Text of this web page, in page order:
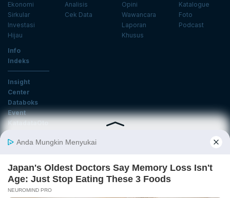
Ekonomi
Sirkular
Investasi
Hijau
Analisis
Cek Data
Opini
Wawancara
Laporan
Khusus
Katalogue
Foto
Podcast
Info
Indeks
Insight
Center
Databoks
Event
KatadataOto
Email
Daftar